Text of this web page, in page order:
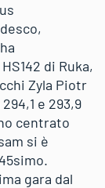
di Ruka,
Zyla Piotr
e 293,9
centrato
si è
gara dal